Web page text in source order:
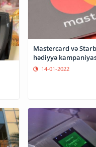
Mastercard və
hədiyyə
14-01-2022